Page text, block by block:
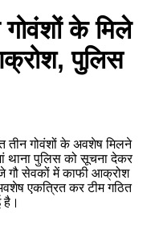
के मिले
पुलिस
तीन गोवंशों के अवशेष मिलने
थाना पुलिस को सूचना देकर
गौ सेवकों में काफी आक्रोश
एकत्रित कर टीम गठित
है।